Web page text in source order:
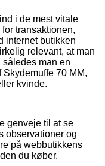
i de mest vitale
transaktionen,
internet butikken
relevant, at man
man en
70 MM,
kvinde.
genveje til at se
observationer og
på webbutikkens
du køber.